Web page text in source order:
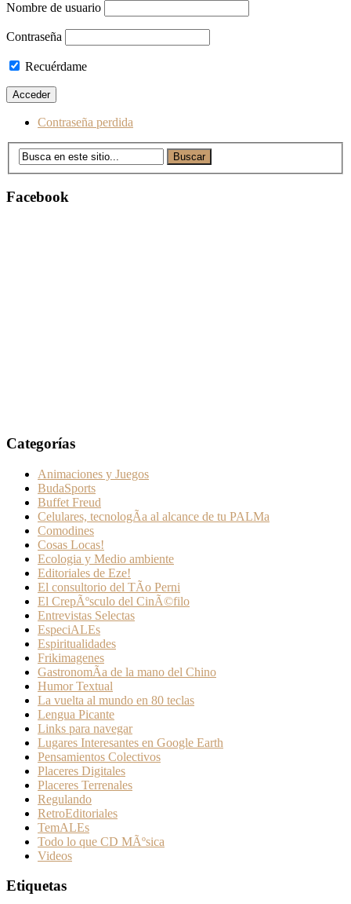
Nombre de usuario
Contraseña
Recuérdame
Contraseña perdida
Facebook
Categorías
Animaciones y Juegos
BudaSports
Buffet Freud
Celulares, tecnologÃ­a al alcance de tu PALMa
Comodines
Cosas Locas!
Ecologia y Medio ambiente
Editoriales de Eze!
El consultorio del TÃ­o Perni
El CrepÃºsculo del CinÃ©filo
Entrevistas Selectas
EspeciALEs
Espiritualidades
Frikimagenes
GastronomÃ­a de la mano del Chino
Humor Textual
La vuelta al mundo en 80 teclas
Lengua Picante
Links para navegar
Lugares Interesantes en Google Earth
Pensamientos Colectivos
Placeres Digitales
Placeres Terrenales
Regulando
RetroEditoriales
TemALEs
Todo lo que CD MÃºsica
Videos
Etiquetas